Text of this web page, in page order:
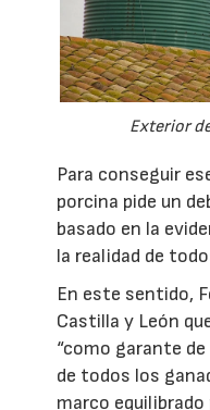
Exterior
Para conseguir
porcina pide un
basado en la
la realidad de
En este sentido,
Castilla y León
“como garante
de todos los
marco